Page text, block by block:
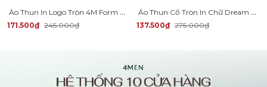
Áo Thun In Logo Tròn 4M Form Slimfit AT161
171.500₫ 245.000₫
Áo Thun Cổ Tròn In Chữ Dream Form Regular AT163
137.500₫ 275.000₫